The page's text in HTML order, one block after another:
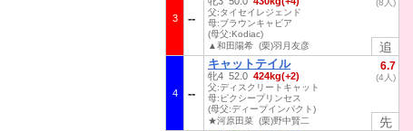
3
父:タイセイレジェンド
母:ブラウンキャビア
(母父:Kodiac)
▲和田陽希 (栗)羽月友彦
(8人)
追
4
キャットテイル
牝4 52.0 424kg(+2)
父:ディスクリートキャット
母:ピクシープリンセス
(母父:ディープインパクト)
★河原田菜 (栗)野中賢二
6.7
(4人)
先